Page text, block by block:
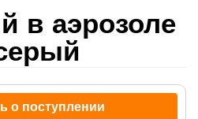
в аэрозоле
о поступлении